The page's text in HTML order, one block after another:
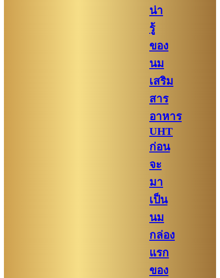
น่า
รู้
ของ
นม
เสริม
สาร
อาหาร
UHT
ก่อน
จะ
มา
เป็น
นม
กล่อง
แรก
ของ